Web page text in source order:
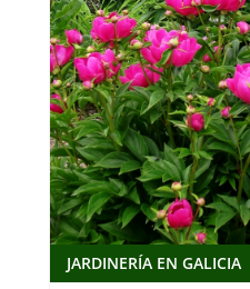
JARDINERÍA EN GALICIA